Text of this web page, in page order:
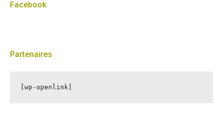
Facebook
Partenaires
[wp-openlink]